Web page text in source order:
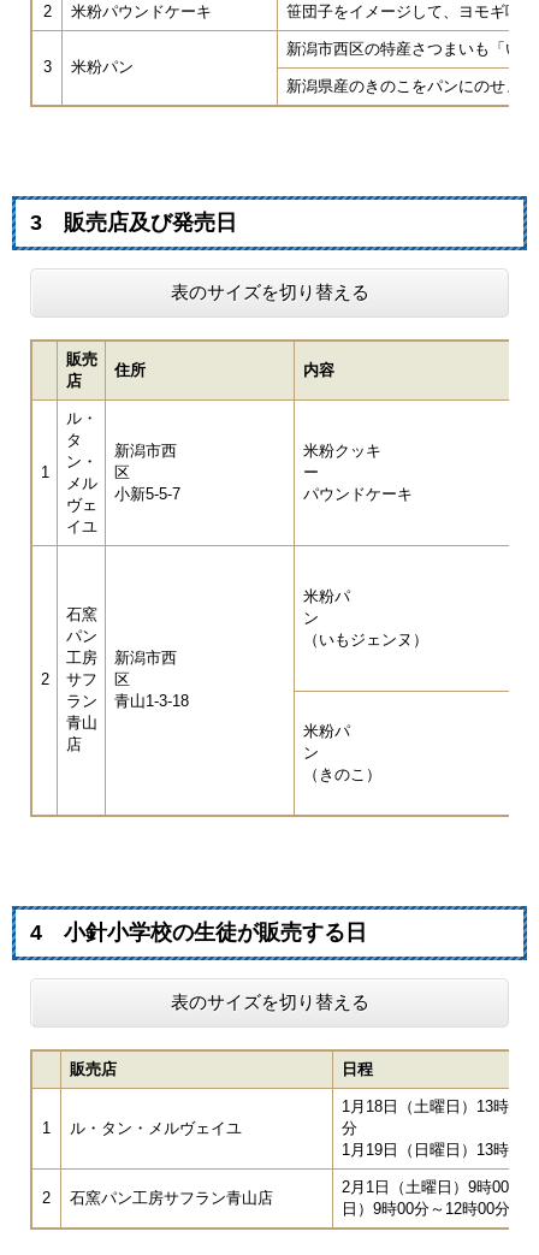
2 米粉パウンドケーキ 笹団子をイメージして、ヨモギ味
3 米粉パン
新潟市西区の特産さつまいも「い
新潟県産のきのこをパンにのせまし
3 販売店及び発売日
表のサイズを切り替える
販売
店
住所 内容
1
ル・
タ
ン・
メル
ヴェ
イユ
新潟市西
区
小新5-5-7
米粉クッキ
ー 米
パウンドケーキ
2
石窯
パン
工房
サフ
ラン
青山
店
新潟市西
区
青山1-3-18
米粉パ
（いもジェンヌ）
米粉パ
（きのこ）
4 小針小学校の生徒が販売する日
表のサイズを切り替える
販売店 日程
1 ル・タン・メルヴェイユ
1月18日（土曜日）13時00
1月19日（日曜日）13時00
2 石窯パン工房サフラン青山店
2月1日（土曜日）9
日）9時00分～12時00分